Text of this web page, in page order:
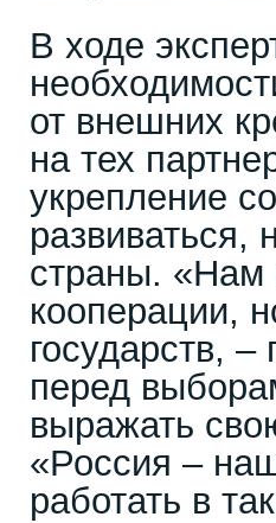
В ходе
от внешних
на тех
укрепление
развиваться,
страны. «Нам
кооперации,
государств,
перед
выражать
«Россия –
работать в